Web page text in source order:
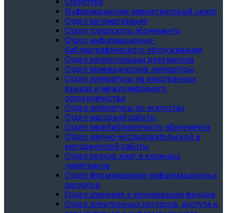
Информационно-маркетинговый центр
Отдел автоматизации
Отдел городского абонемента
Отдел информационно-
библиографического обслуживания
Отдел каталогизации документов
Отдел краеведческой литературы
Отдел литературы на иностранных
языках и международного
сотрудничества
Отдел литературы по искусству
Отдел массовой работы
Отдел межбиблиотечного абонемента
Отдел научно-исследовательской и
методической работы
Отдел редких книг и книжных
памятников
Отдел формирования информационных
ресурсов
Отдел хранения и консервации фондов
Отдел электронных ресурсов, доступа к